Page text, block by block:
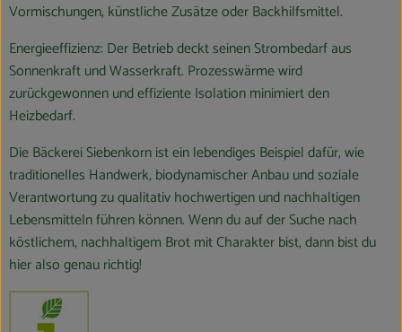
Vormischungen, künstliche Zusätze oder Backhilfsmittel.
Energieeffizienz: Der Betrieb deckt seinen Strombedarf aus
Sonnenkraft und Wasserkraft. Prozesswärme wird
zurückgewonnen und effiziente Isolation minimiert den
Heizbedarf.
Die Bäckerei Siebenkorn ist ein lebendiges Beispiel dafür, wie
traditionelles Handwerk, biodynamischer Anbau und soziale
Verantwortung zu qualitativ hochwertigen und nachhaltigen
Lebensmitteln führen können. Wenn du auf der Suche nach
köstlichem, nachhaltigem Brot mit Charakter bist, dann bist du
hier also genau richtig!